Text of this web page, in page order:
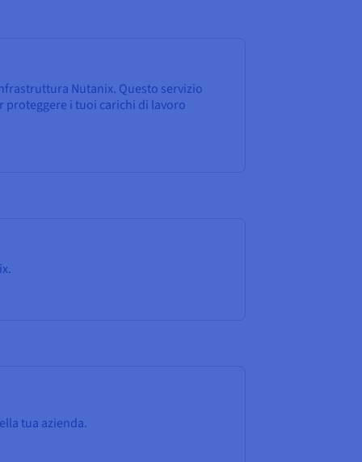
Nutanix. Questo servizio
proteggere i tuoi carichi di lavoro
tua azienda.